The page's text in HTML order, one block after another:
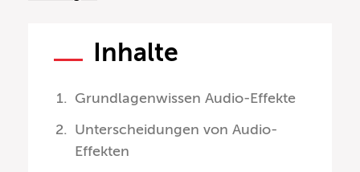
Inhalte
Grundlagenwissen Audio-Effekte
Unterscheidungen von Audio-
Effekten